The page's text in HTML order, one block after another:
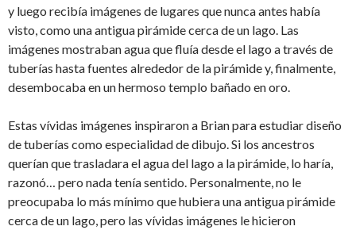
y luego recibía imágenes de lugares que nunca antes había
visto, como una antigua pirámide cerca de un lago. Las
imágenes mostraban agua que fluía desde el lago a través de
tuberías hasta fuentes alrededor de la pirámide y, finalmente,
desembocaba en un hermoso templo bañado en oro.
Estas vívidas imágenes inspiraron a Brian para estudiar diseño
de tuberías como especialidad de dibujo. Si los ancestros
querían que trasladara el agua del lago a la pirámide, lo haría,
razonó… pero nada tenía sentido. Personalmente, no le
preocupaba lo más mínimo que hubiera una antigua pirámide
cerca de un lago, pero las vívidas imágenes le hicieron